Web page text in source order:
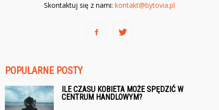
Skontaktuj się z nami: kontakt@bytovia.pl
POPULARNE POSTY
ILE CZASU KOBIETA MOŻE SPĘDZIĆ W
CENTRUM HANDLOWYM?